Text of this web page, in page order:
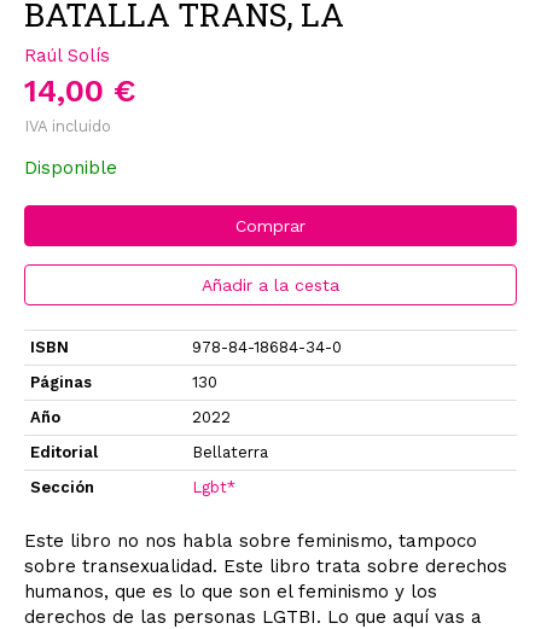
BATALLA TRANS, LA
Raúl Solís
14,00 €
IVA incluido
Disponible
Comprar
Añadir a la cesta
ISBN
978-84-18684-34-0
Páginas
130
Año
2022
Editorial
Bellaterra
Sección
Lgbt*
Este libro no nos habla sobre feminismo, tampoco
sobre transexualidad. Este libro trata sobre derechos
humanos, que es lo que son el feminismo y los
derechos de las personas LGTBI. Lo que aquí vas a